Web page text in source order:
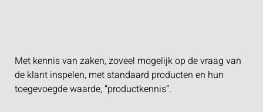
Met kennis van zaken, zoveel mogelijk op de vraag van
de klant inspelen, met standaard producten en hun
toegevoegde waarde, “productkennis”.